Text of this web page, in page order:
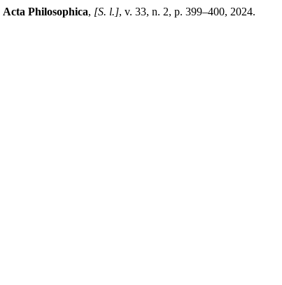
Acta Philosophica, [S. l.], v. 33, n. 2, p. 399–400, 2024.